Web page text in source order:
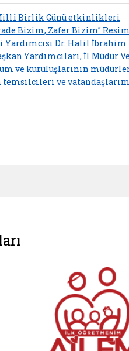
Millî Birlik Günü etkinlikleri
Bizim, Zafer Bizim”
Yardımcısı Dr. Halil İbrahim
Yardımcıları, İl Müdür
ve kuruluşlarının
ve